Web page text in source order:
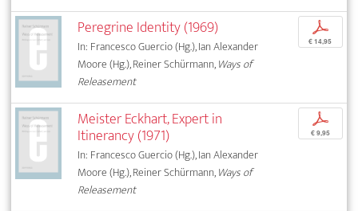
Peregrine Identity (1969)
In: Francesco Guercio (Hg.), Ian Alexander
Moore (Hg.), Reiner Schürmann,Ways of
Releasement
p
€ 14,95
Meister Eckhart, Expert in
Itinerancy (1971)
In: Francesco Guercio (Hg.), Ian Alexander
Moore (Hg.), Reiner Schürmann,Ways of
Releasement
p
€ 9,95